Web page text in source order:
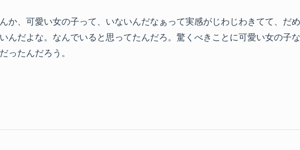
か、可愛い女の子って、いないんだなぁって実感がじわじわきてて、だ
んだよな。なんでいると思ってたんだろ。驚くべきことに可愛い女の子
ったんだろう。